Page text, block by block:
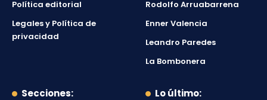
Política editorial
Legales y Política de
privacidad
Rodolfo Arruabarrena
Enner Valencia
Leandro Paredes
La Bombonera
Secciones: Lo último: